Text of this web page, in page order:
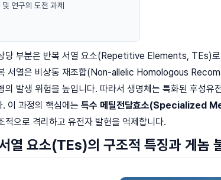
및 연구의 도전 과제
당 부분은 반복 서열 요소(Repetitive Elements, TEs)로
서열은 비상동 재조합(Non-allelic Homologous
의 발생 위험을 높입니다. 따라서 생명체는 특화된 후성
. 이 과정의 핵심에는 특수 메틸전달효소(Specialized
적으로 격리하고 유전자 발현을 억제합니다.
열 요소(TEs)의 구조적 특징과 게놈